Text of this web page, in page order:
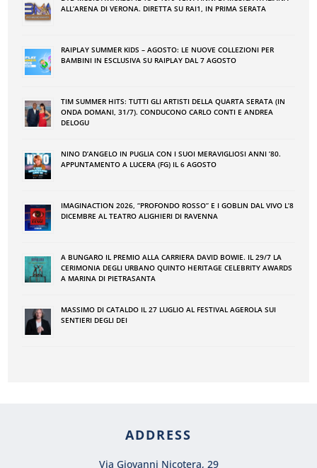
ALL’ARENA DI VERONA. DIRETTA SU RAI1, IN PRIMA SERATA
RAIPLAY SUMMER KIDS – AGOSTO: LE NUOVE COLLEZIONI PER
BAMBINI IN ESCLUSIVA SU RAIPLAY DAL 7 AGOSTO
TIM SUMMER HITS: TUTTI GLI ARTISTI DELLA QUARTA SERATA (IN
ONDA DOMANI, 31/7). CONDUCONO CARLO CONTI E ANDREA
DELOGU
NINO DʼANGELO IN PUGLIA CON I SUOI MERAVIGLIOSI ANNI ʼ80.
APPUNTAMENTO A LUCERA (FG) IL 6 AGOSTO
IMAGINACTION 2026, “PROFONDO ROSSO” E I GOBLIN DAL VIVO L’8
DICEMBRE AL TEATRO ALIGHIERI DI RAVENNA
A BUNGARO IL PREMIO ALLA CARRIERA DAVID BOWIE. IL 29/7 LA
CERIMONIA DEGLI URBANO QUINTO HERITAGE CELEBRITY AWARDS
A MARINA DI PIETRASANTA
MASSIMO DI CATALDO IL 27 LUGLIO AL FESTIVAL AGEROLA SUI
SENTIERI DEGLI DEI
ADDRESS
Via Giovanni Nicotera, 29